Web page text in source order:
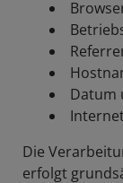
Datum
Die
erfolgt